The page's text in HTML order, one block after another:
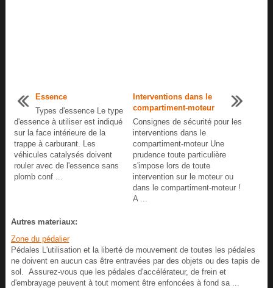
Essence
Types d'essence Le type
d'essence à utiliser est indiqué
sur la face intérieure de la
trappe à carburant. Les
véhicules catalysés doivent
rouler avec de l'essence sans
plomb conf ...
Interventions dans le
compartiment-moteur
Consignes de sécurité pour les
interventions dans le
compartiment-moteur Une
prudence toute particulière
s'impose lors de toute
intervention sur le moteur ou
dans le compartiment-moteur !
A ...
Autres materiaux:
Zone du pédalier
Pédales L'utilisation et la liberté de mouvement de toutes les pédales
ne doivent en aucun cas être entravées par des objets ou des tapis de
sol. Assurez-vous que les pédales d'accélérateur, de frein et
d'embrayage peuvent à tout moment être enfoncées à fond sa ...